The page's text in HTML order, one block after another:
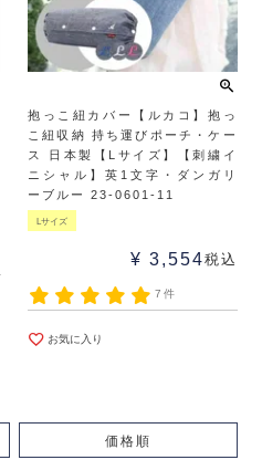
抱っこ紐カバー【ルカコ】抱っ
こ紐収納 持ち運びポーチ・ケー
ス 日本製【Lサイズ】【刺繍イ
ニシャル】英1文字・ダンガリ
ーブルー 23-0601-11
Lサイズ
¥ 3,554税込
7件
お気に入り
価格順